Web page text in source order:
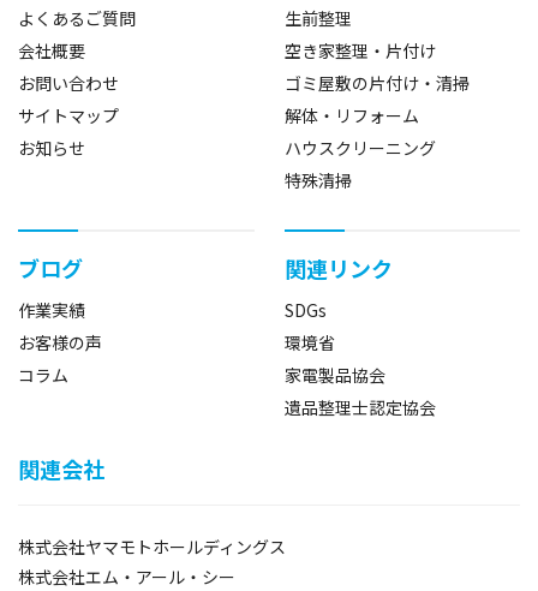
よくあるご質問
会社概要
お問い合わせ
サイトマップ
お知らせ
生前整理
空き家整理・片付け
ゴミ屋敷の片付け・清掃
解体・リフォーム
ハウスクリーニング
特殊清掃
ブログ
作業実績
お客様の声
コラム
関連リンク
SDGs
環境省
家電製品協会
遺品整理士認定協会
関連会社
株式会社ヤマモトホールディングス
株式会社エム・アール・シー